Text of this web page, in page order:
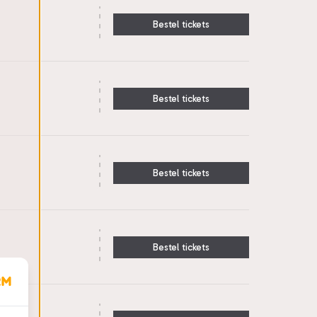
Bestel tickets
Bestel tickets
Bestel tickets
Bestel tickets